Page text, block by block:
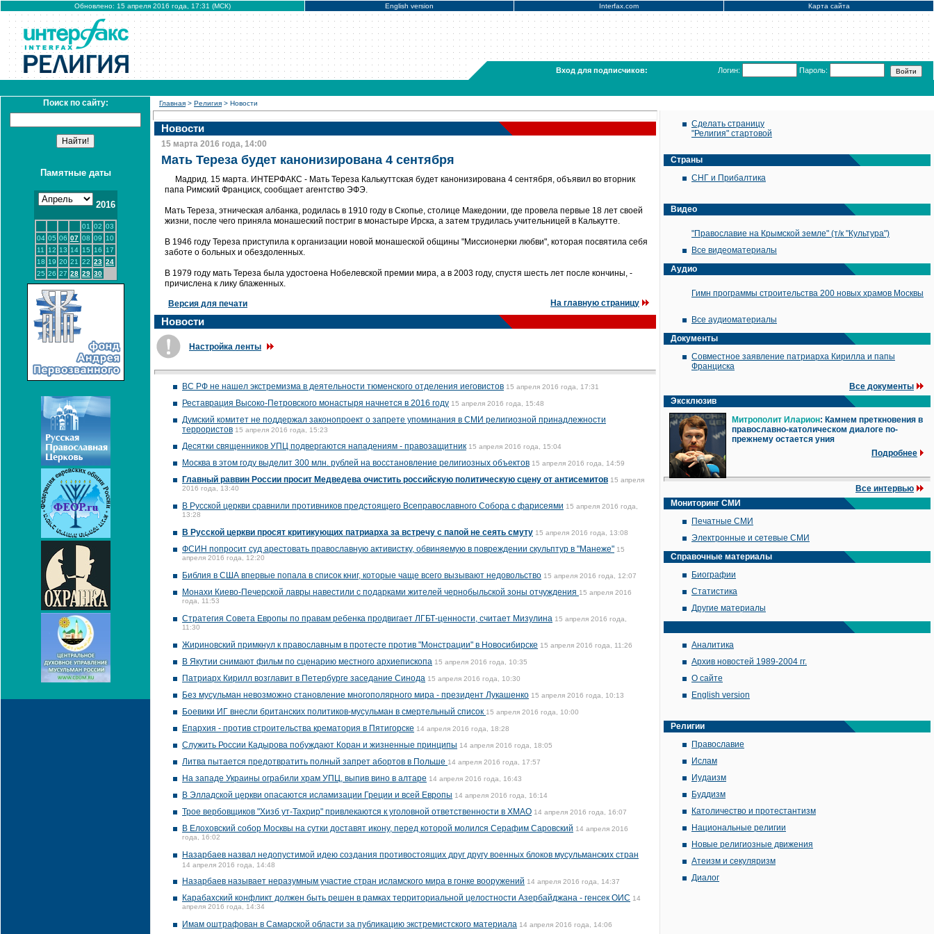
Обновлено: 15 апреля 2016 года, 17:31 (МСК) English version Interfax.com Карта сайта
Вход для подписчиков: Логин: Пароль:
Поиск по сайту:
Памятные даты
2016
01 02 03
04 05 06 07 08 09
10
11
12 13 14 15 16
17
18 19 20 21 22 23 24
25 26 27 28 29 30
Главная > Религия > Новости
Новости
15 марта 2016 года, 14:00
Мать Тереза будет канонизирована 4 сентября
Мадрид. 15 марта. ИНТЕРФАКС - Мать Тереза Калькуттская будет канонизирована 4 сентября, объявил во вторник
папа Римский Франциск, сообщает агентство ЭФЭ.
Мать Тереза, этническая албанка, родилась в 1910 году в Скопье, столице Македонии, где провела первые 18 лет своей
жизни, после чего приняла монашеский постриг в монастыре Ирска, а затем трудилась учительницей в Калькутте.
В 1946 году Тереза приступила к организации новой монашеской общины "Миссионерки любви", которая посвятила себя
заботе о больных и обездоленных.
В 1979 году мать Тереза была удостоена Нобелевской премии мира, а в 2003 году, спустя шесть лет после кончины, -
причислена к лику блаженных.
Версия для печати На главную страницу
Новости
Настройка ленты
ВС РФ не нашел экстремизма в деятельности тюменского отделения иеговистов 15 апреля 2016 года, 17:31
Реставрация Высоко-Петровского монастыря начнется в 2016 году 15 апреля 2016 года, 15:48
Думский комитет не поддержал законопроект о запрете упоминания в СМИ религиозной принадлежности
террористов 15 апреля 2016 года, 15:23
Десятки священников УПЦ подвергаются нападениям - правозащитник 15 апреля 2016 года, 15:04
Москва в этом году выделит 300 млн. рублей на восстановление религиозных объектов 15 апреля 2016 года, 14:59
Главный раввин России просит Медведева очистить российскую политическую сцену от антисемитов 15 апреля
2016 года, 13:40
В Русской церкви сравнили противников предстоящего Всеправославного Собора с фарисеями 15 апреля 2016 года,
13:28
В Русской церкви просят критикующих патриарха за встречу с папой не сеять смуту 15 апреля 2016 года, 13:08
ФСИН попросит суд арестовать православную активистку, обвиняемую в повреждении скульптур в "Манеже" 15
апреля 2016 года, 12:20
Библия в США впервые попала в список книг, которые чаще всего вызывают недовольство 15 апреля 2016 года, 12:07
Монахи Киево-Печерской лавры навестили с подарками жителей чернобыльской зоны отчуждения 15 апреля 2016
года, 11:53
Стратегия Совета Европы по правам ребенка продвигает ЛГБТ-ценности, считает Мизулина 15 апреля 2016 года,
11:30
Жириновский примкнул к православным в протесте против "Монстрации" в Новосибирске 15 апреля 2016 года, 11:26
В Якутии снимают фильм по сценарию местного архиепископа 15 апреля 2016 года, 10:35
Патриарх Кирилл возглавит в Петербурге заседание Синода 15 апреля 2016 года, 10:30
Без мусульман невозможно становление многополярного мира - президент Лукашенко 15 апреля 2016 года, 10:13
Боевики ИГ внесли британских политиков-мусульман в смертельный список 15 апреля 2016 года, 10:00
Епархия - против строительства крематория в Пятигорске 14 апреля 2016 года, 18:28
Служить России Кадырова побуждают Коран и жизненные принципы 14 апреля 2016 года, 18:05
Литва пытается предотвратить полный запрет абортов в Польше 14 апреля 2016 года, 17:57
На западе Украины ограбили храм УПЦ, выпив вино в алтаре 14 апреля 2016 года, 16:43
В Элладской церкви опасаются исламизации Греции и всей Европы 14 апреля 2016 года, 16:14
Трое вербовщиков "Хизб ут-Тахрир" привлекаются к уголовной ответственности в ХМАО 14 апреля 2016 года, 16:07
В Елоховский собор Москвы на сутки доставят икону, перед которой молился Серафим Саровский 14 апреля 2016
года, 16:02
Назарбаев назвал недопустимой идею создания противостоящих друг другу военных блоков мусульманских стран
14 апреля 2016 года, 14:48
Назарбаев называет неразумным участие стран исламского мира в гонке вооружений 14 апреля 2016 года, 14:37
Карабахский конфликт должен быть решен в рамках территориальной целостности Азербайджана - генсек ОИС 14
апреля 2016 года, 14:34
Имам оштрафован в Самарской области за публикацию экстремистского материала 14 апреля 2016 года, 14:06
Сделать страницу
"Религия" стартовой
Страны
СНГ и Прибалтика
Видео
"Православие на Крымской земле" (т/к "Культура")
Все видеоматериалы
Аудио
Гимн программы строительства 200 новых храмов Москвы
Все аудиоматериалы
Документы
Совместное заявление патриарха Кирилла и папы
Франциска
Все документы
Эксклюзив
Митрополит Иларион: Камнем преткновения в
православно-католическом диалоге по-
прежнему остается уния
Подробнее
Все интервью
Мониторинг СМИ
Печатные СМИ
Электронные и сетевые СМИ
Справочные материалы
Биографии
Статистика
Другие материалы
Аналитика
Архив новостей 1989-2004 гг.
О сайте
English version
Религии
Православие
Ислам
Иудаизм
Буддизм
Католичество и протестантизм
Национальные религии
Новые религиозные движения
Атеизм и секуляризм
Диалог